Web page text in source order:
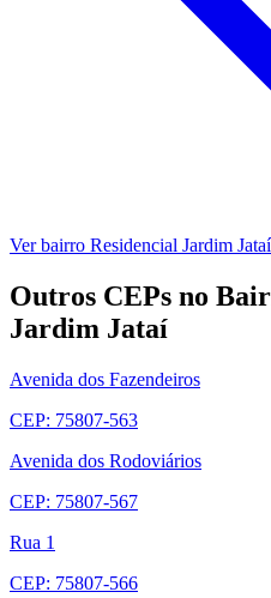
Ver bairro Residencial Jardim Jataí
Outros CEPs no
Jardim Jataí
Avenida dos Fazendeiros
CEP: 75807-563
Avenida dos Rodoviários
CEP: 75807-567
Rua 1
CEP: 75807-566